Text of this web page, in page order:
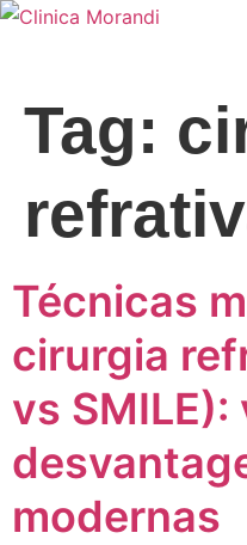
Tag:
Técnicas
cirurgia
vs
modernas